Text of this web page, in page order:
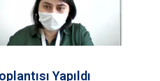
Yapıldı